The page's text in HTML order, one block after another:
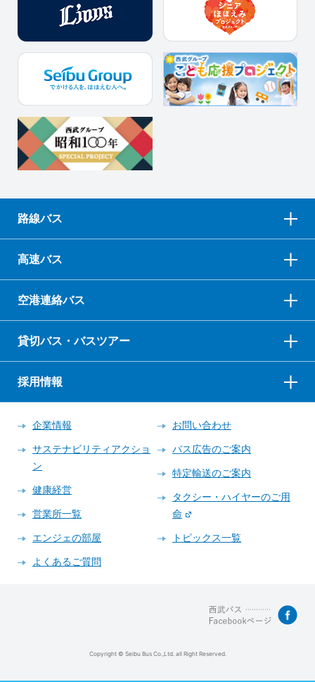
路線バス
高速バス
空港連絡バス
貸切バス・バスツアー
採用情報
企業情報
サステナビリティアクショ
ン
健康経営
営業所一覧
エンジェの部屋
よくあるご質問
お問い合わせ
バス広告のご案内
特定輸送のご案内
タクシー・ハイヤーのご用
命
トピックス一覧
Copyright © Seibu Bus Co.,Ltd. all Right Reserved.